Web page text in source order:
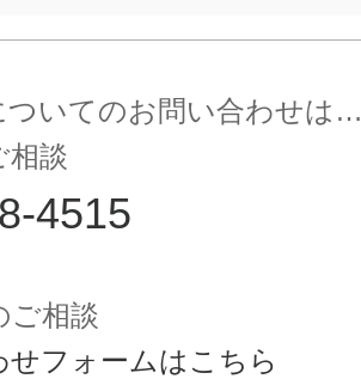
ついてのお問い合わせは
相談
4515
ご相談
せフォームはこちら